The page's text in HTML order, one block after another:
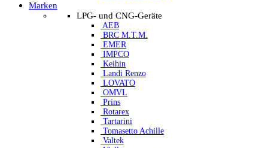
Marken
LPG- und CNG-Geräte
AEB
BRC M.T.M.
EMER
IMPCO
Keihin
Landi Renzo
LOVATO
OMVL
Prins
Rotarex
Tartarini
Tomasetto Achille
Valtek